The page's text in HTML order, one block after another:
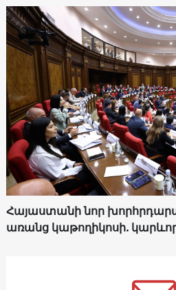
Հայաստանի նոր
առանց կաթողիկոսի.